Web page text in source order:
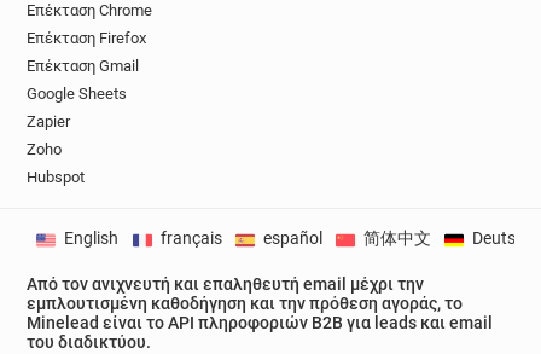
Επέκταση Chrome
Επέκταση Firefox
Επέκταση Gmail
Google Sheets
Zapier
Zoho
Hubspot
Από τον ανιχνευτή και επαληθευτή email μέχρι την
εμπλουτισμένη καθοδήγηση και την πρόθεση αγοράς, το
Minelead είναι το API πληροφοριών B2B για leads και email
του διαδικτύου.
English français español 简体中文 Deutsch